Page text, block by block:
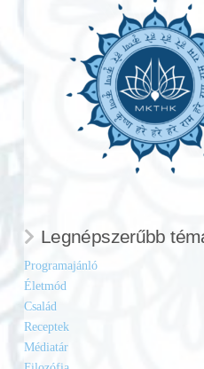
Legnépszerűbb
Programajánló
Életmód
Család
Receptek
Médiatár